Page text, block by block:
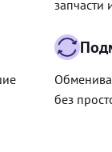
запчасти
без